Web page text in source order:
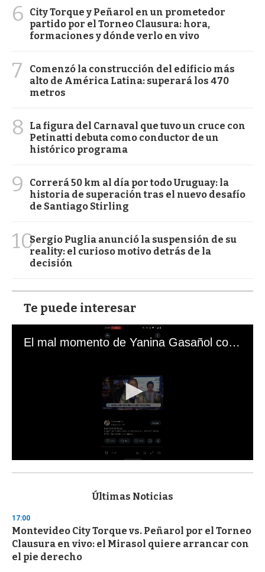
6
City Torque y Peñarol en un prometedor
partido por el Torneo Clausura: hora,
formaciones y dónde verlo en vivo
7
Comenzó la construcción del edificio más
alto de América Latina: superará los 470
metros
8
La figura del Carnaval que tuvo un cruce con
Petinatti debuta como conductor de un
histórico programa
9
Correrá 50 km al día por todo Uruguay: la
historia de superación tras el nuevo desafío
de Santiago Stirling
10Sergio Puglia anunció la suspensión de su
reality: el curioso motivo detrás de la
decisión
Te puede interesar
El mal momento de Yanina Gasañol con un hincha argentino en "Subrayado"
s
d
s
o
f
3
Últimas Noticias
17:00
Montevideo City Torque vs. Peñarol por el Torneo
Clausura en vivo: el Mirasol quiere arrancar con
el pie derecho